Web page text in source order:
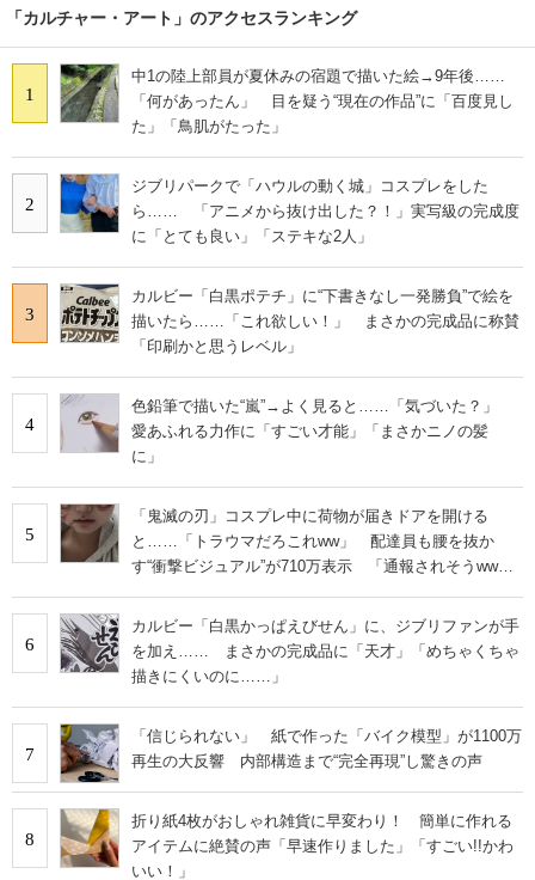
「カルチャー・アート」のアクセスランキング
1
中1の陸上部員が夏休みの宿題で描いた絵→9年後……
「何があったん」 目を疑う“現在の作品”に「百度見し
た」「鳥肌がたった」
2
ジブリパークで「ハウルの動く城」コスプレをした
ら…… 「アニメから抜け出した？！」実写級の完成度
に「とても良い」「ステキな2人」
3
カルビー「白黒ポテチ」に“下書きなし一発勝負”で絵を
描いたら……「これ欲しい！」 まさかの完成品に称賛
「印刷かと思うレベル」
4
色鉛筆で描いた“嵐”→よく見ると……「気づいた？」
愛あふれる力作に「すごい才能」「まさかニノの髪
に」
5
「鬼滅の刃」コスプレ中に荷物が届きドアを開ける
と……「トラウマだろこれww」 配達員も腰を抜か
す“衝撃ビジュアル”が710万表示 「通報されそうww」
6
カルビー「白黒かっぱえびせん」に、ジブリファンが手
を加え…… まさかの完成品に「天才」「めちゃくちゃ
描きにくいのに……」
7
「信じられない」 紙で作った「バイク模型」が1100万
再生の大反響 内部構造まで“完全再現”し驚きの声
8
折り紙4枚がおしゃれ雑貨に早変わり！ 簡単に作れる
アイテムに絶賛の声「早速作りました」「すごい!!かわ
いい！」